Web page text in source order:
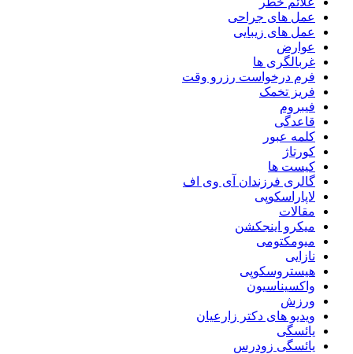
عمل های جراحی
عمل های زیبایی
عوارض
غربالگری ها
فرم درخواست رزرو وقت
فریز تخمک
فیبروم
قاعدگی
کلمه عبور
کورتاژ
کیست ها
گالری فرزندان آی وی اف
لاپاراسکوپی
مقالات
میکرو اینجکشن
میومکتومی
نازایی
هیستروسکوپی
واکسیناسیون
ورزش
ویدیو های دکتر زارعیان
یائسگی
یائسگی زودرس